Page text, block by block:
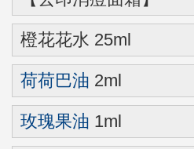
橙花花水 25ml
荷荷巴油 2ml
玫瑰果油 1ml